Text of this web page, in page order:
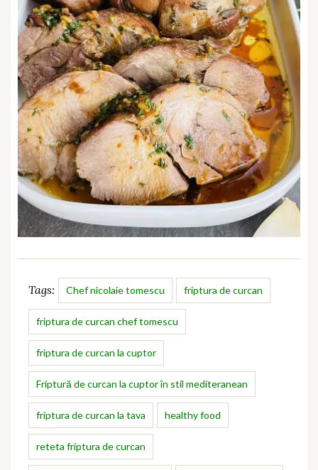
Tags: Chef nicolaie tomescu friptura de curcan
friptura de curcan chef tomescu
friptura de curcan la cuptor
Friptură de curcan la cuptor în stil mediteranean
friptura de curcan la tava healthy food
reteta friptura de curcan